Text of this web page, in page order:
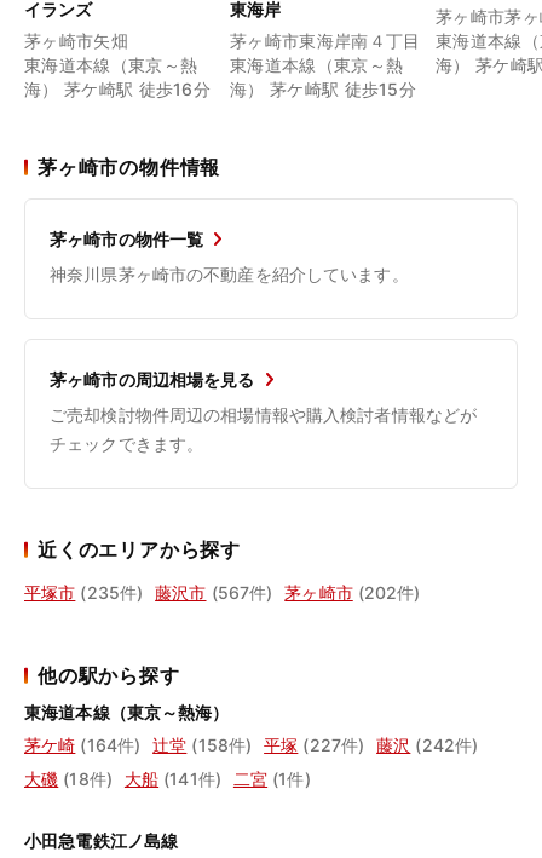
イランズ
茅ヶ崎市矢畑
東海道本線（東京～熱
海） 茅ケ崎駅 徒歩16分
東海岸
茅ヶ崎市東海岸南４丁目
東海道本線（東京～熱
海） 茅ケ崎駅 徒歩15分
茅ヶ崎市茅
東海道本線
海） 茅ケ崎
茅ヶ崎市の物件情報
茅ヶ崎市の物件一覧
神奈川県茅ヶ崎市の不動産を紹介しています。
茅ヶ崎市の周辺相場を見る
ご売却検討物件周辺の相場情報や購入検討者情報などが
チェックできます。
近くのエリアから探す
平塚市 (235件) 藤沢市 (567件) 茅ヶ崎市 (202件)
他の駅から探す
東海道本線（東京～熱海）
茅ケ崎 (164件) 辻堂 (158件) 平塚 (227件) 藤沢 (242件)
大磯 (18件) 大船 (141件) 二宮 (1件)
小田急電鉄江ノ島線